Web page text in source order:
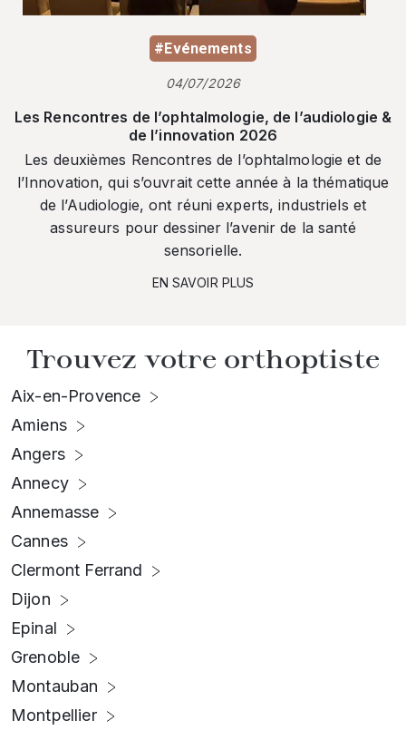
#Evénements
04/07/2026
Les Rencontres de l’ophtalmologie, de l’audiologie &
de l’innovation 2026
Les deuxièmes Rencontres de l’ophtalmologie et de
l’Innovation, qui s’ouvrait cette année à la thématique
de l’Audiologie, ont réuni experts, industriels et
assureurs pour dessiner l’avenir de la santé
sensorielle.
EN SAVOIR PLUS
Trouvez votre orthoptiste
Aix-en-Provence
Amiens
Angers
Annecy
Annemasse
Cannes
Clermont Ferrand
Dijon
Epinal
Grenoble
Montauban
Montpellier